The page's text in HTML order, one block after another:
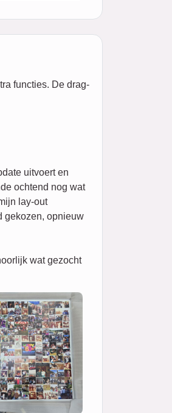
functies. De drag-
uitvoert en
ochtend nog wat
lay-out
gekozen, opnieuw
wat gezocht